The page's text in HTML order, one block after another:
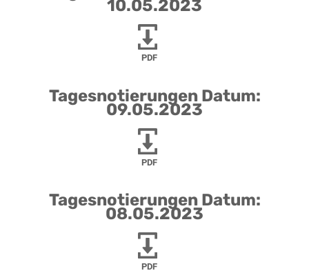
10.05.2023
PDF
Tagesnotierungen Datum:
09.05.2023
PDF
Tagesnotierungen Datum:
08.05.2023
PDF